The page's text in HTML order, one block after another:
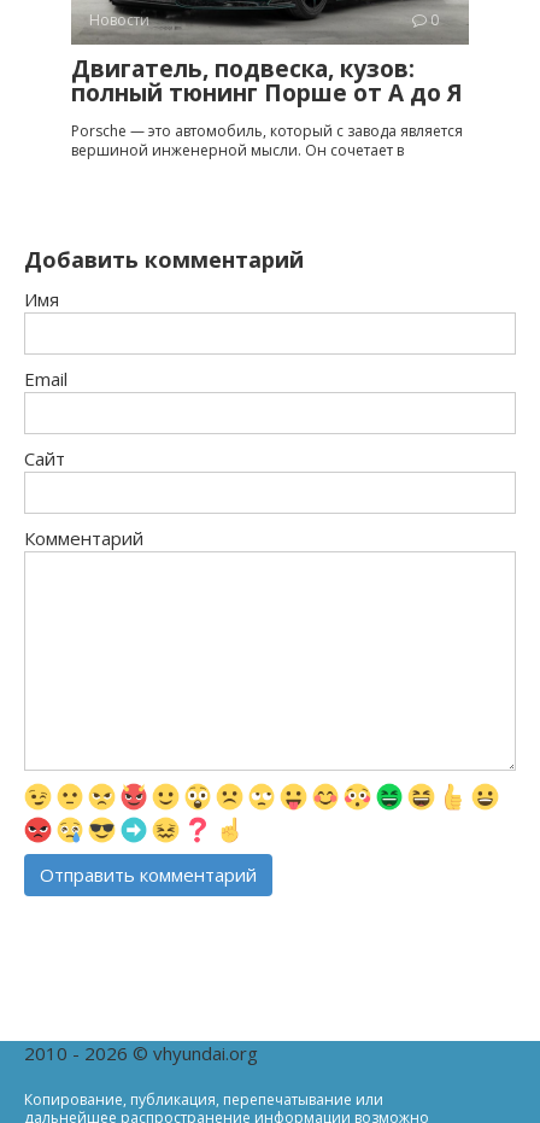
Новости 0
Двигатель, подвеска, кузов:
полный тюнинг Порше от A до Я
Porsche — это автомобиль, который с завода является
вершиной инженерной мысли. Он сочетает в
Добавить комментарий
Имя
Email
Сайт
Комментарий
2010 - 2026 © vhyundai.org
Копирование, публикация, перепечатывание или
дальнейшее распространение информации возможно